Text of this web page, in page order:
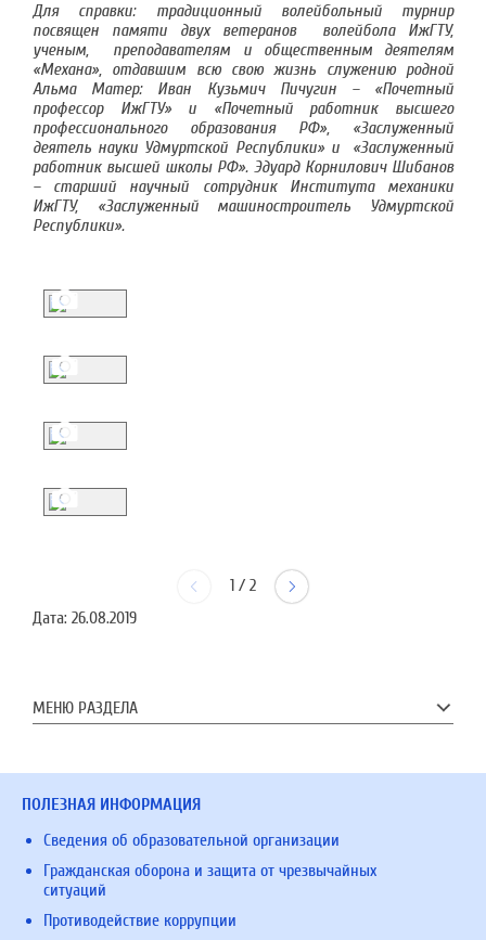
Для справки: традиционный волейбольный турнир
посвящен памяти двух ветеранов волейбола ИжГТУ,
ученым, преподавателям и общественным деятелям
«Механа», отдавшим всю свою жизнь служению родной
Альма Матер:
Иван Кузьмич Пичугин – «Почетный
профессор ИжГТУ» и «Почетный работник высшего
профессионального образования РФ», «Заслуженный
деятель науки Удмуртской Республики» и «Заслуженный
работник высшей школы РФ». Эдуард Корнилович Шибанов
– старший научный сотрудник Института механики
ИжГТУ, «Заслуженный машиностроитель Удмуртской
Республики».
1 / 2
Дата: 26.08.2019
МЕНЮ РАЗДЕЛА
ПОЛЕЗНАЯ ИНФОРМАЦИЯ
Сведения об образовательной организации
Гражданская оборона и защита от чрезвычайных
ситуаций
Противодействие коррупции